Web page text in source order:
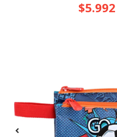
$5.992